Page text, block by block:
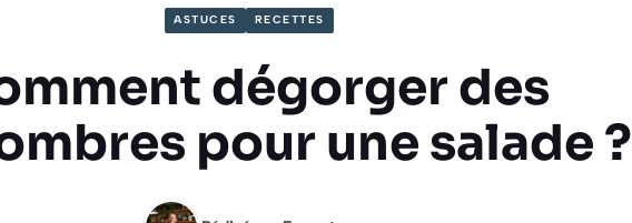
ASTUCES RECETTES
dégorger des
pour une salade ?